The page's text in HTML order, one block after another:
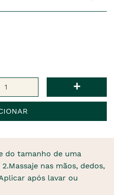
+
do tamanho de uma
nas mãos, dedos,
após lavar ou